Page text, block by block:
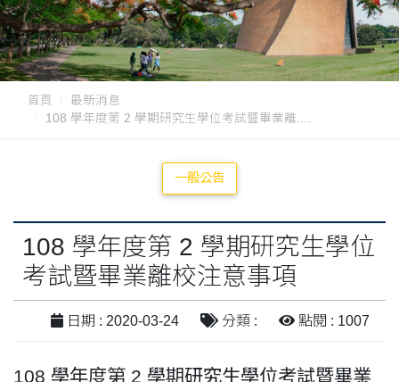
首頁
最新消息
108 學年度第 2 學期研究生學位考試暨畢業離....
一般公告
108 學年度第 2 學期研究生學位
考試暨畢業離校注意事項
日期 : 2020-03-24 分類 : 點閱 : 1007
108 學年度第 2 學期研究生學位考試暨畢業